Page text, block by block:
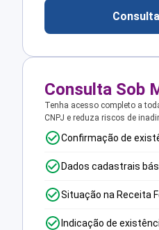
Consulta Sob
Tenha acesso completo a
CNPJ e reduza riscos de
Confirmação de
Dados cadastrais
Situação na Receita
Indicação de